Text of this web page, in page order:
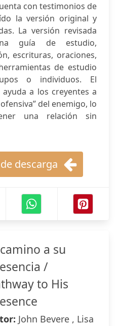
con testimonios de
la versión original y
La versión revisada
guía de estudio,
escrituras, oraciones,
de estudio
o individuos. El
a los creyentes a
del enemigo, lo
una relación sin
descarga
a su
/
to His
John Bevere , Lisa